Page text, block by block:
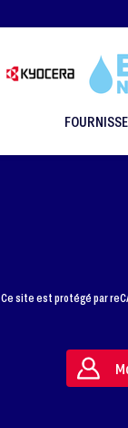
Ce site est protégé par